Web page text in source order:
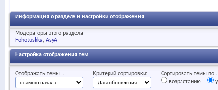
Информация о разделе и настройки отображения
Модераторы этого раздела
Hohotushka AsyA
Настройка отображения тем
Отображать темы ... Критерий сортировки:
Сортировать темы по...
возрастанию